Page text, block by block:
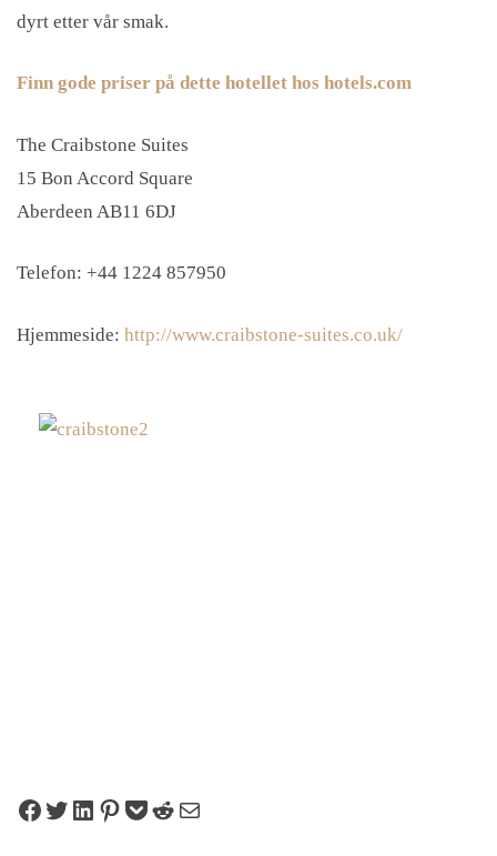
dyrt etter vår smak.
Finn gode priser på dette hotellet hos hotels.com
The Craibstone Suites
15 Bon Accord Square
Aberdeen AB11 6DJ
Telefon: +44 1224 857950
Hjemmeside: http://www.craibstone-suites.co.uk/
Share on Facebook
Tweet on Twitter
Share on LinkedIn
Pin on Pinterest
Save to pocket
Share on Reddit
Share via Email